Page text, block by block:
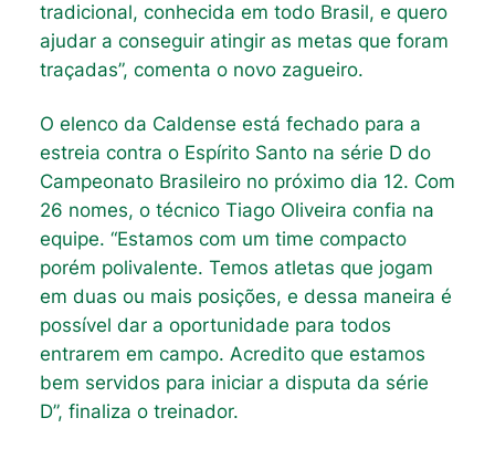
tradicional, conhecida em todo Brasil, e quero
ajudar a conseguir atingir as metas que foram
traçadas”, comenta o novo zagueiro.
O elenco da Caldense está fechado para a
estreia contra o Espírito Santo na série D do
Campeonato Brasileiro no próximo dia 12. Com
26 nomes, o técnico Tiago Oliveira confia na
equipe. “Estamos com um time compacto
porém polivalente. Temos atletas que jogam
em duas ou mais posições, e dessa maneira é
possível dar a oportunidade para todos
entrarem em campo. Acredito que estamos
bem servidos para iniciar a disputa da série
D”, finaliza o treinador.